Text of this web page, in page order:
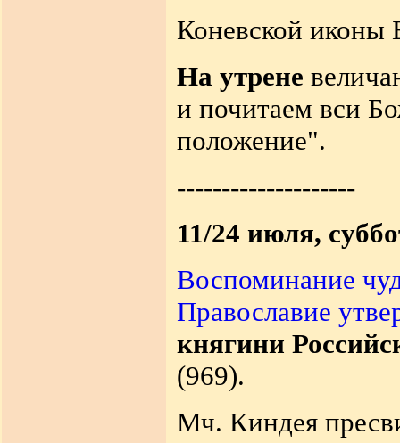
Коневской
На утрене
и почитаем вси
положение".
--------------------
11/24 июля,
Воспоминание
Православие
княгини
(969).
Мч. Киндея